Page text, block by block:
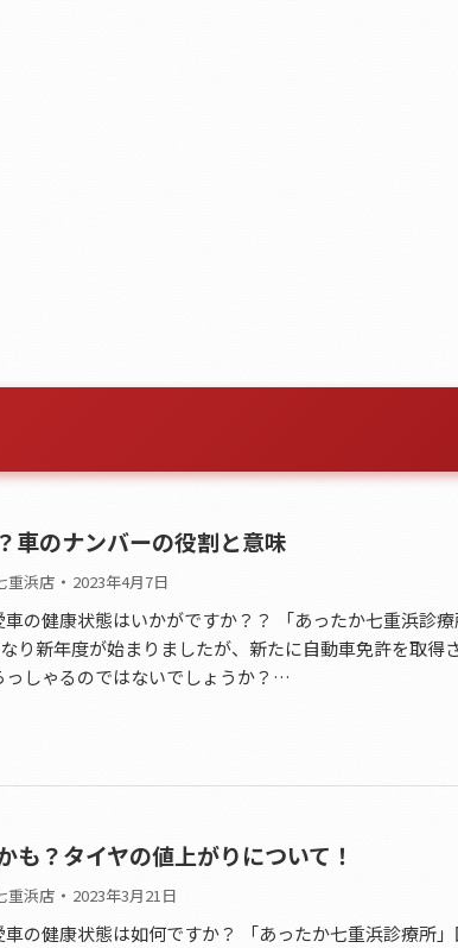
車のナンバーの役割と意味
重浜店 2023年4月7日
の健康状態はいかがですか？？ 「あったか七重浜診
り新年度が始まりましたが、新たに自動車免許を取得
しゃるのではないでしょうか？…
も？タイヤの値上がりについて！
重浜店 2023年3月21日
の健康状態は如何ですか？ 「あったか七重浜診療所